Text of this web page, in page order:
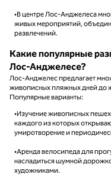
•В центре Лос-Анджелеса
живых мероприятий,
развлечений.
Какие популярные
Лос-Анджелесе?
Лос-Анджелес предлагает
живописных пляжных дней до
Популярные варианты:
•Изучение живописных
каждого из которых
умиротворение и
•Аренда велосипеда для
насладиться шумной
художниками.